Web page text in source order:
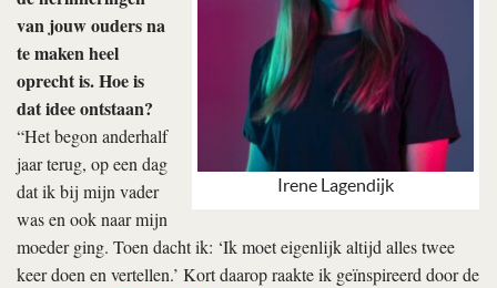
Irene Lagendijk
van jouw ouders na
te maken heel
oprecht is. Hoe is
dat idee ontstaan?
“Het begon anderhalf
jaar terug, op een dag
dat ik bij mijn vader
was en ook naar mijn
moeder ging. Toen dacht ik: ‘Ik moet eigenlijk altijd alles twee
keer doen en vertellen.’ Kort daarop raakte ik geïnspireerd door de